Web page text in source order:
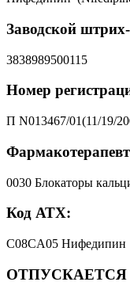
Заводской
3838989500115
Номер
П N013467/01(11/19/
0030 Блокаторы
Код АТХ:
C08CA05 Нифедипин